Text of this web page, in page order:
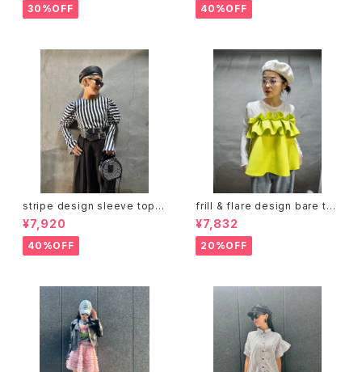
30%OFF 40%OFF
stripe design sleeve tops
トップス デザイントップス ストラ
イプ 白黒 バイカラー
¥7,920
40%OFF
frill & flare design bare to
ps トップス ベアトップ フリル フ
レア ジッパー
¥7,832
20%OFF